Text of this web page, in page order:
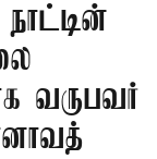
வருபவர்